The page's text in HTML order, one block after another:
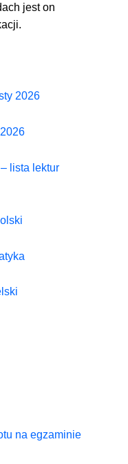
jest on
2026
lista lektur
na egzaminie